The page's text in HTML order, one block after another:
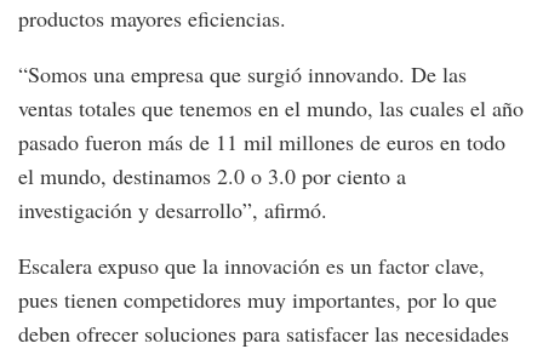
productos mayores eficiencias.
“Somos una empresa que surgió innovando. De las
ventas totales que tenemos en el mundo, las cuales el año
pasado fueron más de 11 mil millones de euros en todo
el mundo, destinamos 2.0 o 3.0 por ciento a
investigación y desarrollo”, afirmó.
Escalera expuso que la innovación es un factor clave,
pues tienen competidores muy importantes, por lo que
deben ofrecer soluciones para satisfacer las necesidades